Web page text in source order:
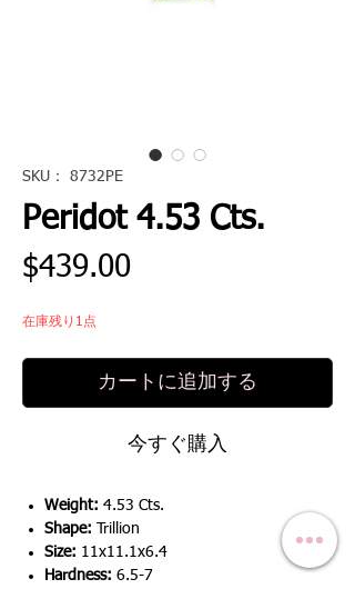
SKU： 8732PE
Peridot 4.53 Cts.
$439.00価
在庫残り1点
カートに追加する
今すぐ購入
Weight: 4.53 Cts.
Shape:
Trillion
Size: 11x11.1x6.4
Hardness: 6.5-7